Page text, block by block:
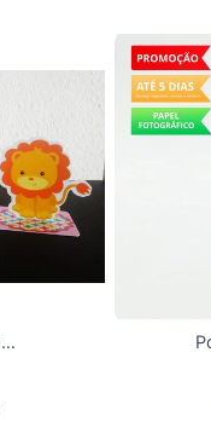
Aplique 3D - Circo de menina